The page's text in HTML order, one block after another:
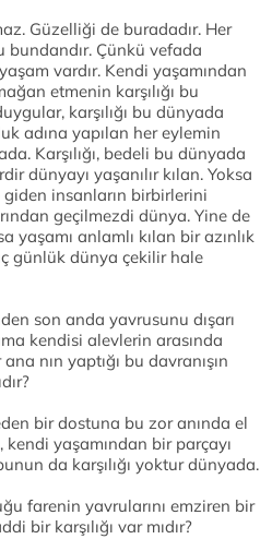
Güzelliği de buradadır. Her
Çünkü vefada
vardır. Kendi yaşamından
etmenin karşılığı bu
karşılığı bu dünyada
adına yapılan her eylemin
Karşılığı, bedeli bu dünyada
dünyayı yaşanılır kılan. Yoksa
insanların birbirlerini
geçilmezdi dünya. Yine de
yaşamı anlamlı kılan bir azınlık
günlük dünya çekilir hale
son anda yavrusunu dışarı
kendisi alevlerin arasında
nın yaptığı bu davranışın
bir dostuna bu zor anında el
yaşamından bir parçayı
da karşılığı yoktur dünyada.
farenin yavrularını emziren bir
bir karşılığı var mıdır?